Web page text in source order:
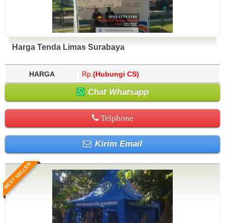
Harga Tenda Limas Surabaya
HARGA Rp. (Hubungi CS)
Chat Whatsapp
Telphone
Kirim Email
BEST SELLER